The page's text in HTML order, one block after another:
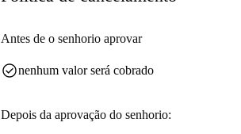
E se você é um fumante, esta propriedade
Antes de o senhorio aprovar
check_circlenenhum valor será cobrado
Depois da aprovação do senhorio: